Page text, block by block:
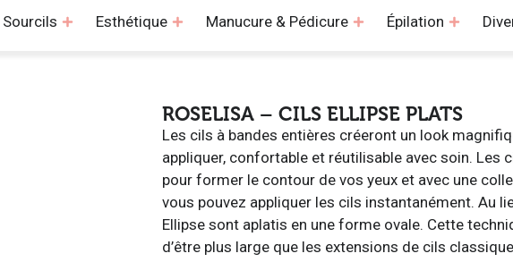
Sourcils Esthétique Manucure & Pédicure Épilation
ROSELISA – CILS ELLIPSE PLATS
Les cils à bandes entières créeront un look
appliquer, confortable et réutilisable avec soin. Les
pour former le contour de vos yeux et avec une
vous pouvez appliquer les cils instantanément. Au
Ellipse sont aplatis en une forme ovale. Cette
d’être plus large que les extensions de cils